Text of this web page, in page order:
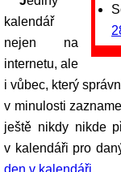
kalendář
nejen na
internetu, ale
i vůbec, který
v minulosti
ještě nikdy nikde
v kalendáři pro
den v kalendáři.